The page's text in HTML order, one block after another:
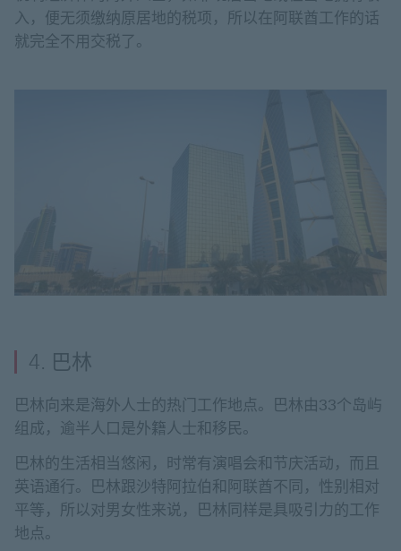
入，便无须缴纳原居地的税项，所以在阿联酋工作的话
就完全不用交税了。
4. 巴林
巴林向来是海外人士的热门工作地点。巴林由33个岛屿
组成，逾半人口是外籍人士和移民。
巴林的生活相当悠闲，时常有演唱会和节庆活动，而且
英语通行。巴林跟沙特阿拉伯和阿联酋不同，性别相对
平等，所以对男女性来说，巴林同样是具吸引力的工作
地点。